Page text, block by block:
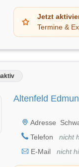
Jetzt
Termine &
Altenfeld
Adresse
Telefon
nicht
E-Mail
nicht